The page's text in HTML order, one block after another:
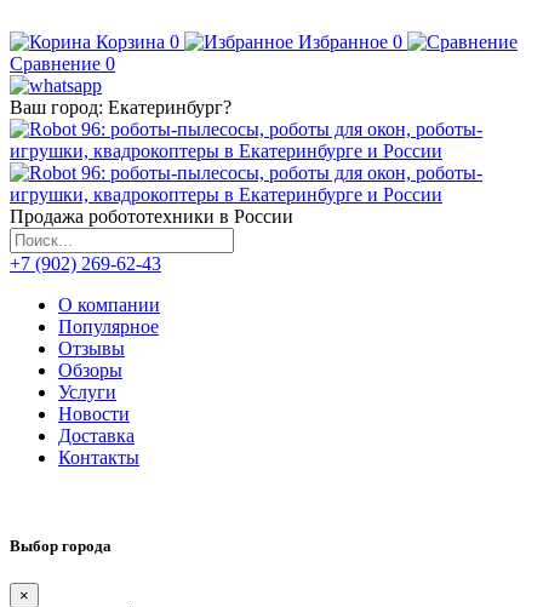
Корзина 0 Избранное 0
Сравнение 0
Ваш город: Екатеринбург?
Продажа робототехники в России
+7 (902) 269-62-43
О компании
Популярное
Отзывы
Обзоры
Услуги
Новости
Доставка
Контакты
Выбор города
×